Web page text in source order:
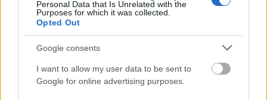
Personal Data that Is Unrelated with the
Purposes for which it was collected.
Opted Out
Google consents
I want to allow my user data to be sent to
Google for online advertising purposes.
ΑΝΑΡΤΗΘΗΚΕ ΑΠΟΕΛΕΑΝΑ ΖΑΜΠΑΡΑ 8 ΑΥΓΟΎΣΤΟΥ 2026